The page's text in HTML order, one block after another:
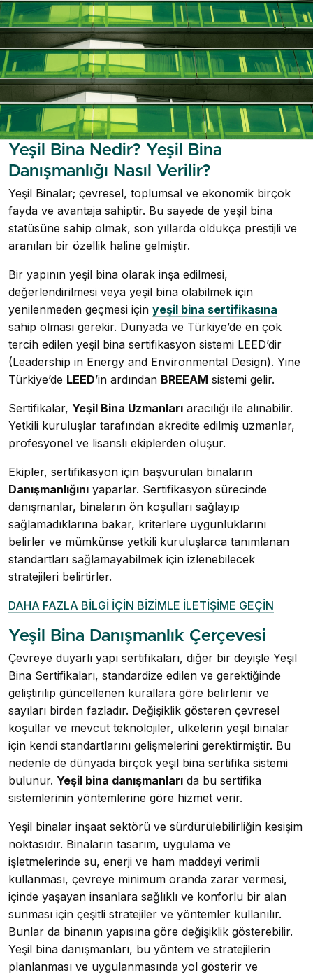
Yeşil Bina Nedir? Yeşil Bina
Danışmanlığı Nasıl Verilir?
Yeşil Binalar; çevresel, toplumsal ve ekonomik birçok
fayda ve avantaja sahiptir. Bu sayede de yeşil bina
statüsüne sahip olmak, son yıllarda oldukça prestijli ve
aranılan bir özellik haline gelmiştir.
Bir yapının yeşil bina olarak inşa edilmesi,
değerlendirilmesi veya yeşil bina olabilmek için
yenilenmeden geçmesi için yeşil bina sertifikasına
sahip olması gerekir. Dünyada ve Türkiye’de en çok
tercih edilen yeşil bina sertifikasyon sistemi LEED’dir
(Leadership in Energy and Environmental Design). Yine
Türkiye’de LEED’in ardından BREEAM sistemi gelir.
Sertifikalar, Yeşil Bina Uzmanları aracılığı ile alınabilir.
Yetkili kuruluşlar tarafından akredite edilmiş uzmanlar,
profesyonel ve lisanslı ekiplerden oluşur.
Ekipler, sertifikasyon için başvurulan binaların
Danışmanlığını yaparlar. Sertifikasyon sürecinde
danışmanlar, binaların ön koşulları sağlayıp
sağlamadıklarına bakar, kriterlere uygunluklarını
belirler ve mümkünse yetkili kuruluşlarca tanımlanan
standartları sağlamayabilmek için izlenebilecek
stratejileri belirtirler.
DAHA FAZLA BİLGİ İÇİN BİZİMLE İLETİŞİME GEÇİN
Yeşil Bina Danışmanlık Çerçevesi
Çevreye duyarlı yapı sertifikaları, diğer bir deyişle Yeşil
Bina Sertifikaları, standardize edilen ve gerektiğinde
geliştirilip güncellenen kurallara göre belirlenir ve
sayıları birden fazladır. Değişiklik gösteren çevresel
koşullar ve mevcut teknolojiler, ülkelerin yeşil binalar
için kendi standartlarını gelişmelerini gerektirmiştir. Bu
nedenle de dünyada birçok yeşil bina sertifika sistemi
bulunur. Yeşil bina danışmanları da bu sertifika
sistemlerinin yöntemlerine göre hizmet verir.
Yeşil binalar inşaat sektörü ve sürdürülebilirliğin kesişim
noktasıdır. Binaların tasarım, uygulama ve
işletmelerinde su, enerji ve ham maddeyi verimli
kullanması, çevreye minimum oranda zarar vermesi,
içinde yaşayan insanlara sağlıklı ve konforlu bir alan
sunması için çeşitli stratejiler ve yöntemler kullanılır.
Bunlar da binanın yapısına göre değişiklik gösterebilir.
Yeşil bina danışmanları, bu yöntem ve stratejilerin
planlanması ve uygulanmasında yol gösterir ve